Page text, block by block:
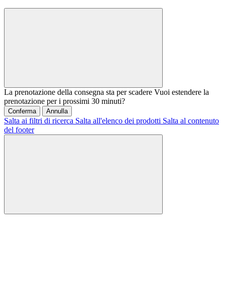
La prenotazione della consegna sta per scadere Vuoi estendere la
prenotazione per i prossimi 30 minuti?
Conferma Annulla
Salta ai filtri di ricerca Salta all'elenco dei prodotti Salta al contenuto
del footer